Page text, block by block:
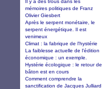
mémoires politiques de Franz
Olivier Giesbert
Après le serpent monétaire, le
serpent énergétique. Il est
venimeux
Climat : la fabrique de l'hystérie
La faiblesse actuelle de l'édition
économique : un exemple.
Hystérie écologique : le retour de
bâton est en cours
Comment comprendre la
sanctification de Jacques Julliard